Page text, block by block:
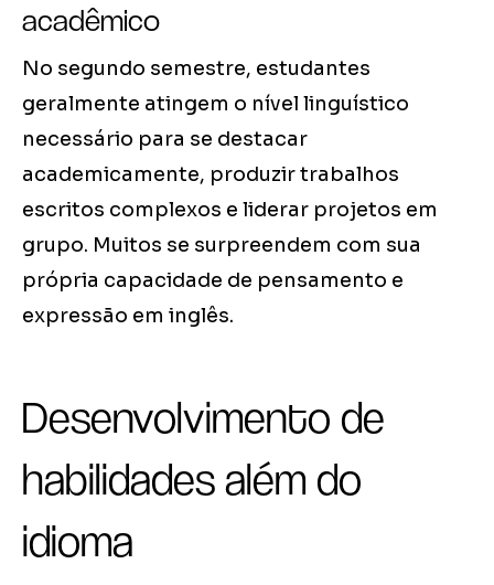
acadêmico
No segundo semestre, estudantes
geralmente atingem o nível linguístico
necessário para se destacar
academicamente, produzir trabalhos
escritos complexos e liderar projetos em
grupo. Muitos se surpreendem com sua
própria capacidade de pensamento e
expressão em inglês.
Desenvolvimento de
habilidades além do
idioma